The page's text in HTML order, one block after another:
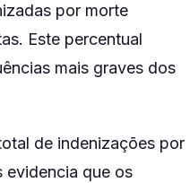
por morte
Este percentual
mais graves dos
de indenizações por
evidencia que os